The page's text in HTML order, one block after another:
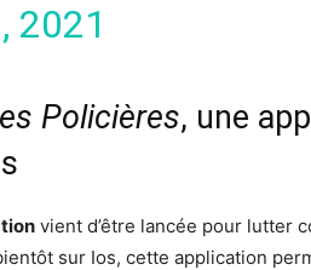
2021
Policières, une
vient d’être lancée pour lutter
sur Ios, cette application